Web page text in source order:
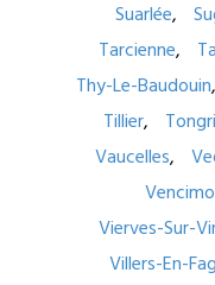
Suarlée
Tarcienne
Thy-Le-Baudouin
Tillier
Vaucelles
Vierves-Sur-
Villers-En-